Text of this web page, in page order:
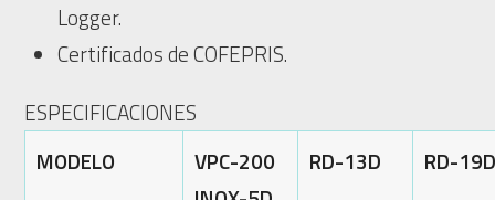
Logger.
Certificados de COFEPRIS.
ESPECIFICACIONES
MODELO
VPC-200
RD-13D RD-